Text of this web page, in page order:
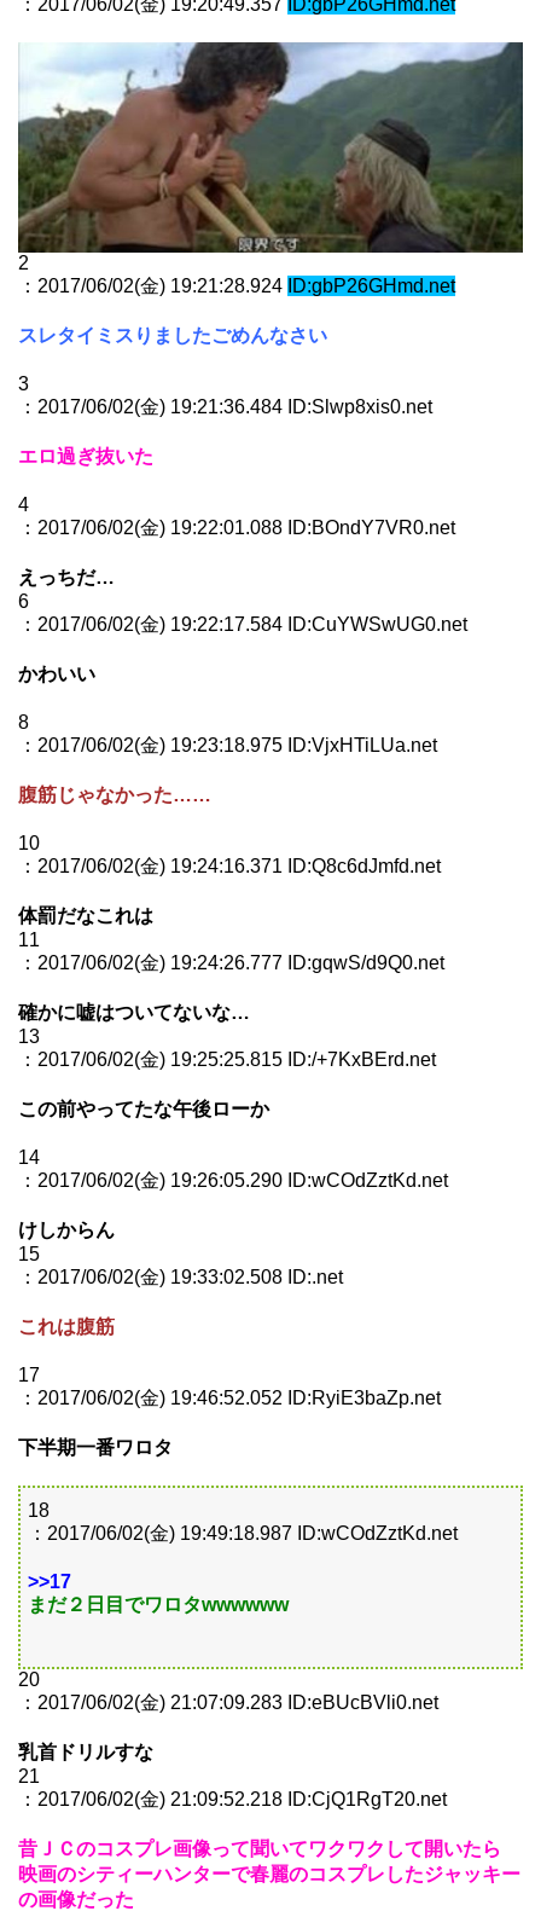
2
：2017/06/02(金) 19:21:28.924 ID:gbP26GHmd.net
スレタイミスりましたごめんなさい
3
：2017/06/02(金) 19:21:36.484 ID:Slwp8xis0.net
エロ過ぎ抜いた
4
：2017/06/02(金) 19:22:01.088 ID:BOndY7VR0.net
えっちだ…
6
：2017/06/02(金) 19:22:17.584 ID:CuYWSwUG0.net
かわいい
8
：2017/06/02(金) 19:23:18.975 ID:VjxHTiLUa.net
腹筋じゃなかった……
10
：2017/06/02(金) 19:24:16.371 ID:Q8c6dJmfd.net
体罰だなこれは
11
：2017/06/02(金) 19:24:26.777 ID:gqwS/d9Q0.net
確かに嘘はついてないな…
13
：2017/06/02(金) 19:25:25.815 ID:/+7KxBErd.net
この前やってたな午後ローか
14
：2017/06/02(金) 19:26:05.290 ID:wCOdZztKd.net
けしからん
15
：2017/06/02(金) 19:33:02.508 ID:.net
これは腹筋
17
：2017/06/02(金) 19:46:52.052 ID:RyiE3baZp.net
下半期一番ワロタ
18
：2017/06/02(金) 19:49:18.987 ID:wCOdZztKd.net
>>17
まだ２日目でワロタwwwwww
20
：2017/06/02(金) 21:07:09.283 ID:eBUcBVli0.net
乳首ドリルすな
21
：2017/06/02(金) 21:09:52.218 ID:CjQ1RgT20.net
昔ＪＣのコスプレ画像って聞いてワクワクして開いたら
映画のシティーハンターで春麗のコスプレしたジャッキー
の画像だった